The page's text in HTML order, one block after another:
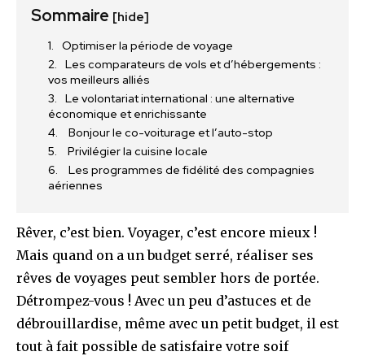
Sommaire [hide]
Optimiser la période de voyage
Les comparateurs de vols et d’hébergements :
vos meilleurs alliés
Le volontariat international : une alternative
économique et enrichissante
Bonjour le co-voiturage et l’auto-stop
Privilégier la cuisine locale
Les programmes de fidélité des compagnies
aériennes
Rêver, c’est bien. Voyager, c’est encore mieux !
Mais quand on a un budget serré, réaliser ses
rêves de voyages peut sembler hors de portée.
Détrompez-vous ! Avec un peu d’astuces et de
débrouillardise, même avec un petit budget, il est
tout à fait possible de satisfaire votre soif